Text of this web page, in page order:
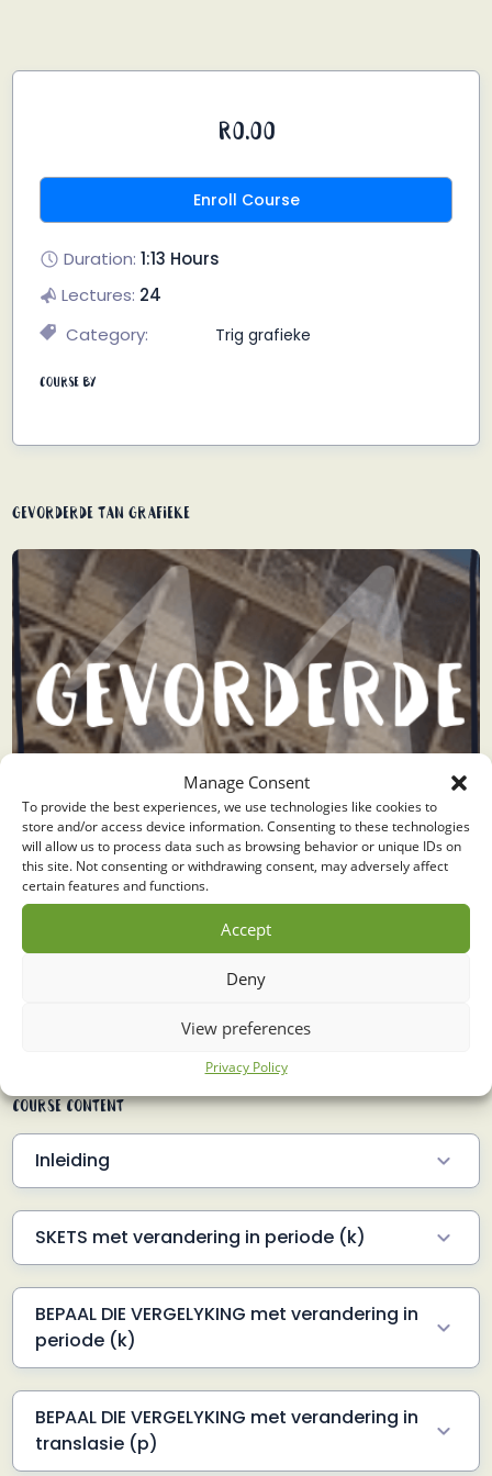
Manage Consent
To provide the best experiences, we use technologies like cookies to
store and/or access device information. Consenting to these technologies
will allow us to process data such as browsing behavior or unique IDs on
this site. Not consenting or withdrawing consent, may adversely affect
certain features and functions.
Accept
Deny
View preferences
Privacy Policy
Gevorderde TAN grafieke
Course Content
Inleiding
Wat weet jy reeds? 3.5 Min
SKETS met verandering in periode (k)
Voorbeeld 1 4 Min
Voorbeeld 2 2 Min
Voorbeeld 3 3 Min
BEPAAL DIE VERGELYKING met verandering in
periode (k)
Voorbeeld 1 3 Min
Voorbeeld 2 4 Min
Voorbeeld 3 2.5 Min
BEPAAL DIE VERGELYKING met verandering in
translasie (p)
R0.00
Enroll Course
Duration:1:13 Hours
Lectures: 24
Category:
Trig grafieke
Course By